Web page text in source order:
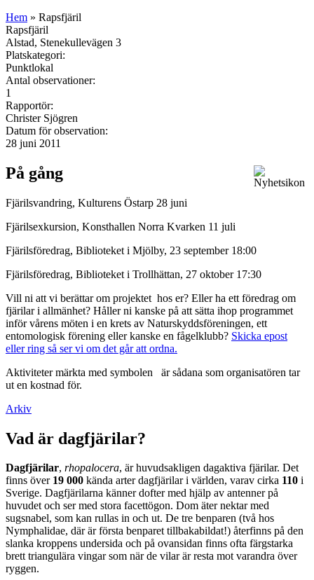
Hem » Rapsfjäril
Rapsfjäril
Alstad, Stenekullevägen 3
Platskategori:
Punktlokal
Antal observationer:
1
Rapportör:
Christer Sjögren
Datum för observation:
28 juni 2011
På gång
Fjärilsvandring, Kulturens Östarp 28 juni
Fjärilsexkursion, Konsthallen Norra Kvarken 11 juli
Fjärilsföredrag, Biblioteket i Mjölby, 23 september 18:00
Fjärilsföredrag, Biblioteket i Trollhättan, 27 oktober 17:30
Vill ni att vi berättar om projektet hos er? Eller ha ett föredrag om
fjärilar i allmänhet? Håller ni kanske på att sätta ihop programmet
inför vårens möten i en krets av Naturskyddsföreningen, ett
entomologisk förening eller kanske en fågelklubb? Skicka epost
eller ring så ser vi om det går att ordna.
Aktiviteter märkta med symbolen
är sådana som organisatören tar
ut en kostnad för.
Arkiv
Vad är dagfjärilar?
Dagfjärilar, rhopalocera, är huvudsakligen dagaktiva fjärilar. Det
finns över 19 000 kända arter dagfjärilar i världen, varav cirka 110 i
Sverige. Dagfjärilarna känner dofter med hjälp av antenner på
huvudet och ser med stora facettögon. Dom äter nektar med
sugsnabel, som kan rullas in och ut. De tre benparen (två hos
Nymphalidae, där är första benparet tillbakabildat!) återfinns på den
slanka kroppens undersida och på ovansidan finns ofta färgstarka
brett triangulära vingar som när de vilar är resta mot varandra över
ryggen.